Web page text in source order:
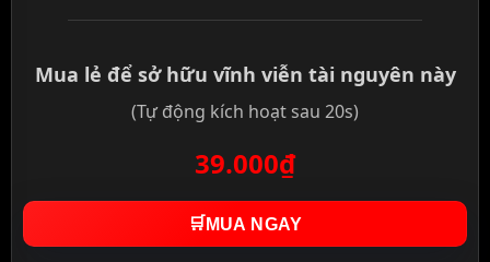
Mua lẻ để sở hữu vĩnh viễn tài nguyên này
(Tự động kích hoạt sau 20s)
39.000₫
🛒 MUA NGAY